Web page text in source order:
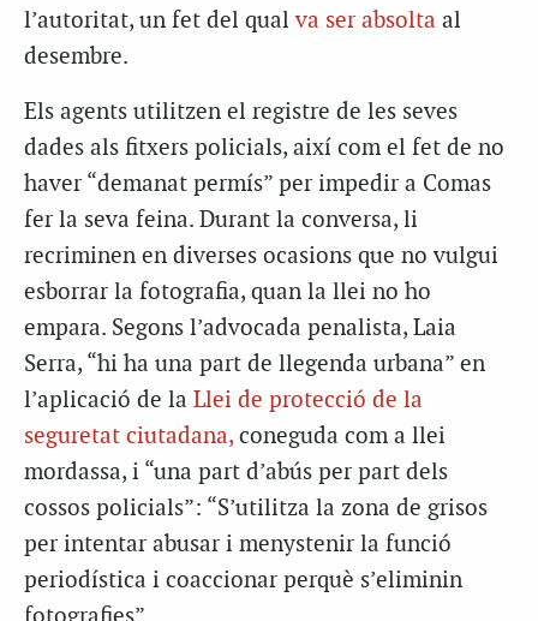
l’autoritat, un fet del qualva ser absolta al
desembre.
Els agents utilitzen el registre de les seves
dades als fitxers policials, així com el fet de no
haver “demanat permís” per impedir a Comas
fer la seva feina. Durant la conversa, li
recriminen en diverses ocasions que no vulgui
esborrar la fotografia, quan la llei no ho
empara. Segons l’advocada penalista, Laia
Serra, “hi ha una part de llegenda urbana” en
l’aplicació de la Llei de protecció de la
seguretat ciutadana, coneguda com a llei
mordassa, i “una part d’abús per part dels
cossos policials”: “S’utilitza la zona de grisos
per intentar abusar i menystenir la funció
periodística i coaccionar perquè s’eliminin